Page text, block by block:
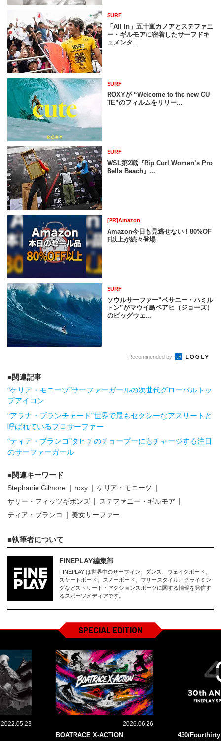
SURF
「All In」五十嵐カノアとステファニ
ー・ギルモアに密着したサーフドキ
ュメンタ...
SURF
ROXYが “Welcome to the new CU
TE”のフィルムをリリー...
SURF
WSL第2戦『Rip Curl Women’s Pro
Bells Beach』...
[PR]Amazon
Amazon今日も見逃せない！80%OF
F以上が続々登場
SURF
ソウルサーファー“ベサニー・ハミル
トン”がマウイ島ペアヒ（ジョーズ）
のビッグウェ...
Recommended by
関連記事
“ケリア・モニーツ”サーファーガールの次世代グローバルトッ
プアイコン
“アラナ・ブランチャード”世界で最もセクシーなアスリートと
呼ばれているプロサーファー
“ティア・ブランコ”タヒチのチョープーにもチャージする注目
のサーファーガール
関連キーワード
Stephanie Gilmore roxy
ケリア・モニーツ
サリー・フィッツギボンズ
ステファニー・ギルモア
ティア・ブランコ
美女サーファー
執筆者について
FINEPLAY編集部
FINEPLAY は世界中のサーフィン、ダンス、ウェイクボード、
スケートボード、スノーボード、フリースタイル、クライミン
グなどストリート・アクションスポーツに関する情報を発信す
るスポーツメディアです。
SPECIAL EDITION
2022.05.23 2026.06.26
BOATRACE X-ACTION
430/